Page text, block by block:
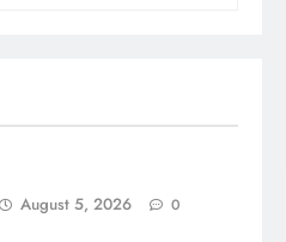
August 5, 2026 0